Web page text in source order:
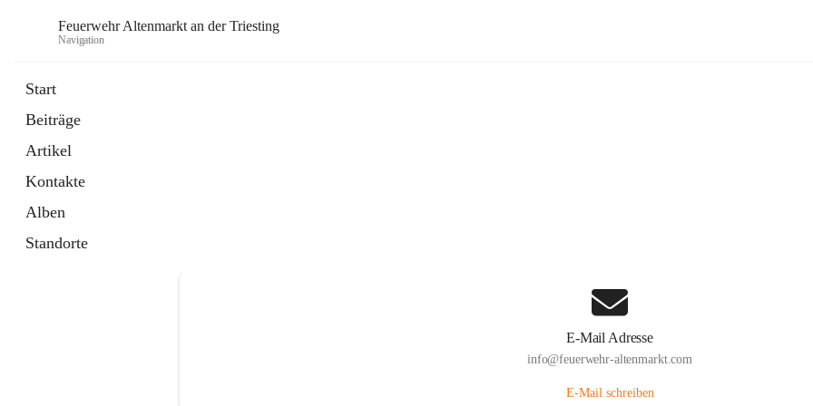
Feuerwehr Altenmarkt an der Triesting
Navigation
Start
Beiträge
Artikel
Kontakte
Alben
Standorte
E-Mail Adresse
info@feuerwehr-altenmarkt.com
E-Mail schreiben